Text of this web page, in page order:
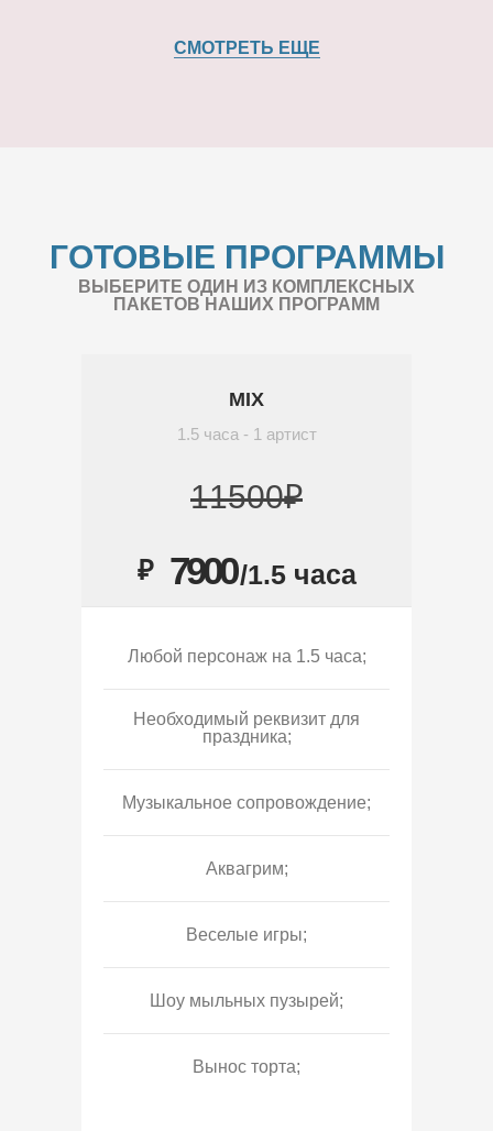
СМОТРЕТЬ ЕЩЕ
ГОТОВЫЕ ПРОГРАММЫ
ВЫБЕРИТЕ ОДИН ИЗ КОМПЛЕКСНЫХ
ПАКЕТОВ НАШИХ ПРОГРАММ
MIX
1.5 часа - 1 артист
11500₽
₽ 7900/1.5 часа
Любой персонаж на 1.5 часа;
Необходимый реквизит для
праздника;
Музыкальное сопровождение;
Аквагрим;
Веселые игры;
Шоу мыльных пузырей;
Вынос торта;